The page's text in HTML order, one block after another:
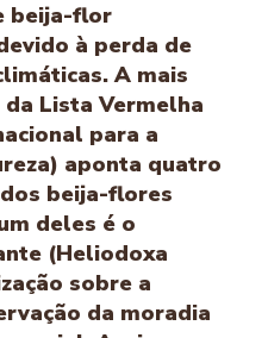
beija-flor
à perda de
A mais
Lista Vermelha
para a
aponta quatro
beija-flores
deles é o
(Heliodoxa
sobre a
da moradia